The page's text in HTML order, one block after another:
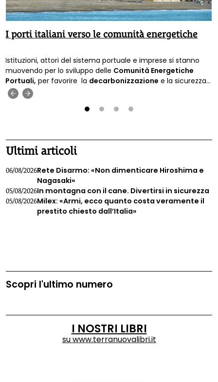
I porti italiani verso le comunità energetiche
Istituzioni, attori del sistema portuale e imprese si stanno
muovendo per lo sviluppo delle Comunità Energetiche
Portuali, per favorire la decarbonizzazione e la sicurezza
energetica.
Ultimi articoli
06/08/2026Rete Disarmo: «Non dimenticare Hiroshima e
Nagasaki»
05/08/2026In montagna con il cane. Divertirsi in sicurezza
05/08/2026Milex: «Armi, ecco quanto costa veramente il
prestito chiesto dall’Italia»
Scopri l'ultimo numero
I NOSTRI LIBRI
suwww.terranuovalibri.it